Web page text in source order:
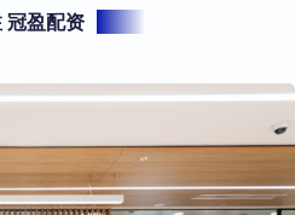
冠盈配资